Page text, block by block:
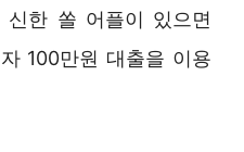
신한 쏠 어플이 있으면
100만원 대출을 이용